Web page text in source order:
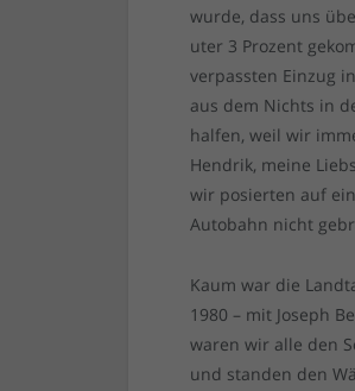
wurde, dass uns
uter 3 Prozent
verpassten Einzug
aus dem Nichts in
halfen, weil wir
Hendrik, meine
wir posierten auf
Autobahn nicht
Kaum war die
1980 – mit Joseph
waren wir alle den
und standen den